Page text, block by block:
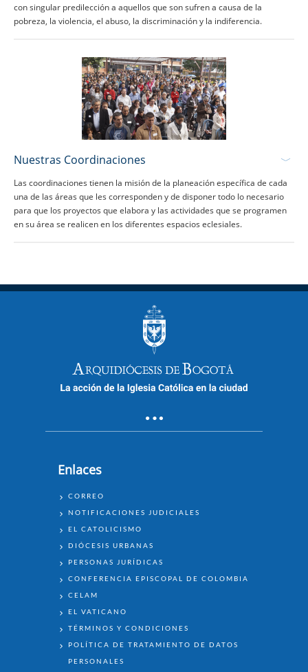
con singular predilección a aquellos que son sufren a causa de la
pobreza, la violencia, el abuso, la discriminación y la indiferencia.
Nuestras Coordinaciones
Las coordinaciones tienen la misión de la planeación específica de cada
una de las áreas que les corresponden y de disponer todo lo necesario
para que los proyectos que elabora y las actividades que se programen
en su área se realicen en los diferentes espacios eclesiales.
Enlaces
ENLACES
CORREO
NOTIFICACIONES JUDICIALES
EL CATOLICISMO
DIÓCESIS URBANAS
PERSONAS JURÍDICAS
CONFERENCIA EPISCOPAL DE COLOMBIA
CELAM
EL VATICANO
TÉRMINOS Y CONDICIONES
POLÍTICA DE TRATAMIENTO DE DATOS
PERSONALES